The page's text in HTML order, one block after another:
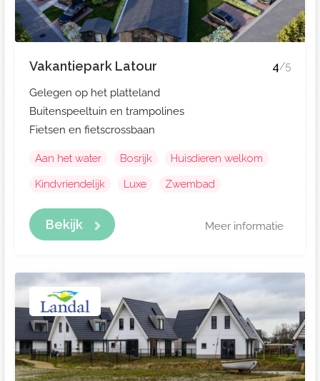
Vakantiepark Latour 4/5
Gelegen op het platteland
Buitenspeeltuin en trampolines
Fietsen en fietscrossbaan
Aan het water Bosrijk
Huisdieren welkom
Kindvriendelijk
Luxe Zwembad
Bekijk Meer informatie